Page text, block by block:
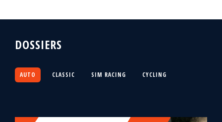
DOSSIERS
AUTO CLASSIC SIM RACING CYCLING